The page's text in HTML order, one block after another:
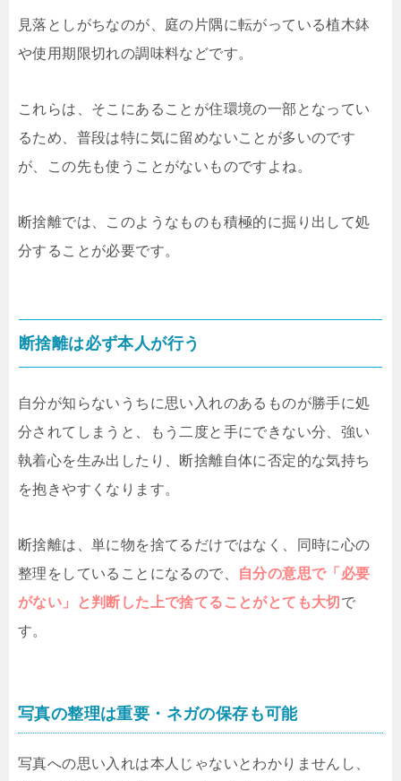
見落としがちなのが、庭の片隅に転がっている植木鉢
や使用期限切れの調味料などです。
これらは、そこにあることが住環境の一部となってい
るため、普段は特に気に留めないことが多いのです
が、この先も使うことがないものですよね。
断捨離では、このようなものも積極的に掘り出して処
分することが必要です。
断捨離は必ず本人が行う
自分が知らないうちに思い入れのあるものが勝手に処
分されてしまうと、もう二度と手にできない分、強い
執着心を生み出したり、断捨離自体に否定的な気持ち
を抱きやすくなります。
断捨離は、単に物を捨てるだけではなく、同時に心の
整理をしていることになるので、
自分の意思で「必要
がない」と判断した上で捨てることがとても大切 で
す。
写真の整理は重要・ネガの保存も可能
写真への思い入れは本人じゃないとわかりませんし、